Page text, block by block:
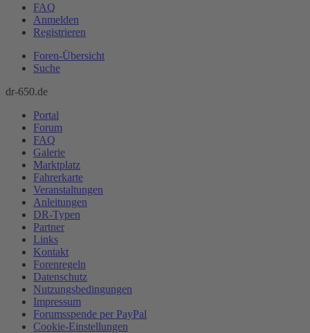
FAQ
Anmelden
Registrieren
Foren-Übersicht
Suche
dr-650.de
Portal
Forum
FAQ
Galerie
Marktplatz
Fahrerkarte
Veranstaltungen
Anleitungen
DR-Typen
Partner
Links
Kontakt
Forenregeln
Datenschutz
Nutzungsbedingungen
Impressum
Forumsspende per PayPal
Cookie-Einstellungen